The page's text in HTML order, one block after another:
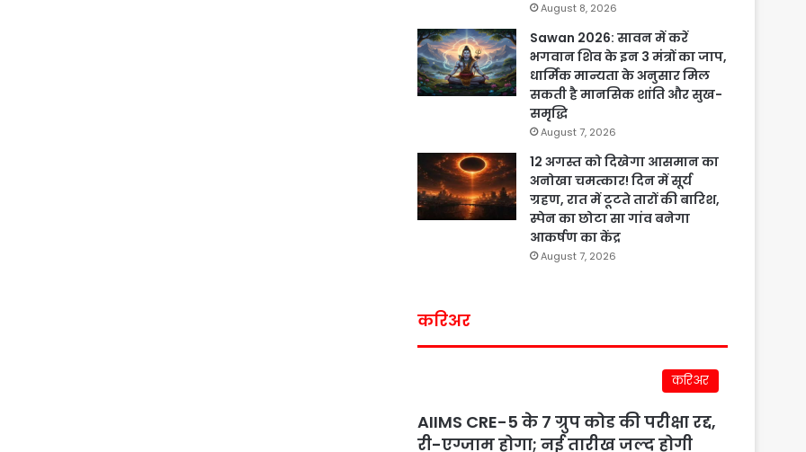
August 8, 2026
Sawan 2026: सावन में करें
भगवान शिव के इन 3 मंत्रों का जाप,
धार्मिक मान्यता के अनुसार मिल
सकती है मानसिक शांति और सुख-
समृद्धि
August 7, 2026
12 अगस्त को दिखेगा आसमान का
अनोखा चमत्कार! दिन में सूर्य
ग्रहण, रात में टूटते तारों की बारिश,
स्पेन का छोटा सा गांव बनेगा
आकर्षण का केंद्र
August 7, 2026
करिअर
करिअर
AIIMS CRE-5 के 7 ग्रुप कोड की परीक्षा रद्द,
री-एग्जाम होगा; नई तारीख जल्द होगी